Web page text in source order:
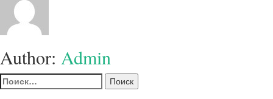
Author: Admin
Найти: